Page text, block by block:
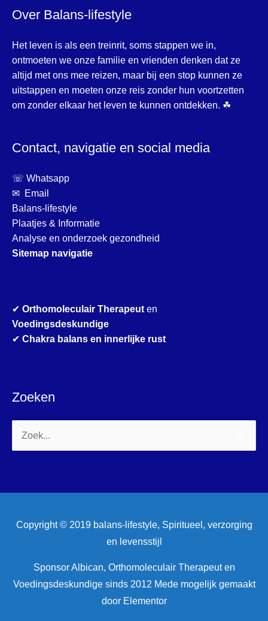
Over Balans-lifestyle
Het leven is als een treinrit, soms stappen we in,
ontmoeten we onze familie en vrienden denken dat ze
altijd met ons mee reizen, maar bij een stop kunnen ze
uitstappen en moeten onze reis zonder hun voortzetten
om zonder elkaar het leven te kunnen ontdekken. ☘
Contact, navigatie en social media
☏ Whatsapp
✉ Email
Balans-lifestyle
Plaatjes & Informatie
Analyse en onderzoek gezondheid
Sitemap navigatie
✔ Orthomoleculair Therapeuten
Voedingsdeskundige
✔ Chakra balans en innerlijke rust
Zoeken
Zoek
naar:
Copyright © 2019 balans-lifestyle, Spiritueel, verzorging
en levensstijl
Sponsor Albican, Orthomoleculair Therapeut en
Voedingsdeskundige sinds 2012 Mede mogelijk gemaakt
door Elementor